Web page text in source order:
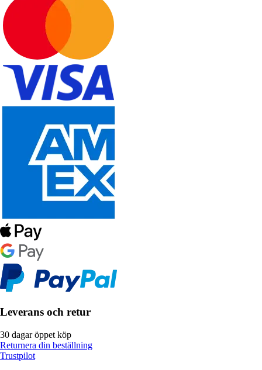
Leverans och retur
30 dagar öppet köp
Returnera din beställning
Trustpilot